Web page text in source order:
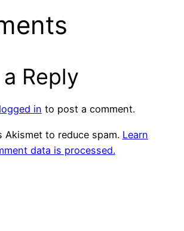
Reply
logged in to post a comment.
Akismet to reduce spam. Learn
data is processed.